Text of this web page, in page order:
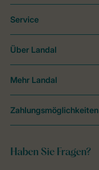
Haben Sie Fragen?
Service
Über Landal
Mehr Landal
Zahlungsmöglichkeiten